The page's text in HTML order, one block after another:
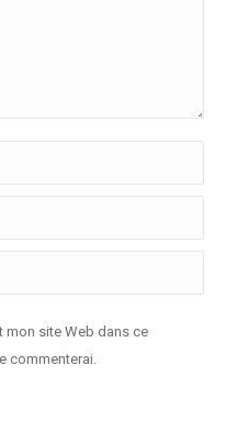
mon site Web dans ce
commenterai.